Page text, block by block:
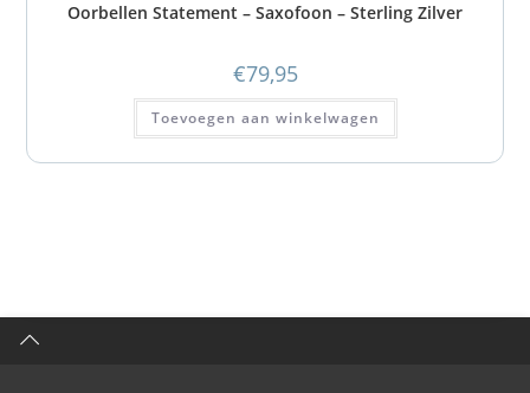
Oorbellen Statement – Saxofoon – Sterling Zilver
€79,95
Toevoegen aan winkelwagen